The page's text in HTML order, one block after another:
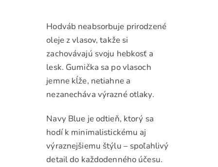
Hodváb neabsorbuje prirodzené
oleje z vlasov, takže si
zachovávajú svoju hebkosť a
lesk. Gumička sa po vlasoch
jemne kĺže, netiahne a
nezanecháva výrazné otlaky.
Navy Blue je odtieň, ktorý sa
hodí k minimalistickému aj
výraznejšiemu štýlu – spoľahlivý
detail do každodenného účesu.